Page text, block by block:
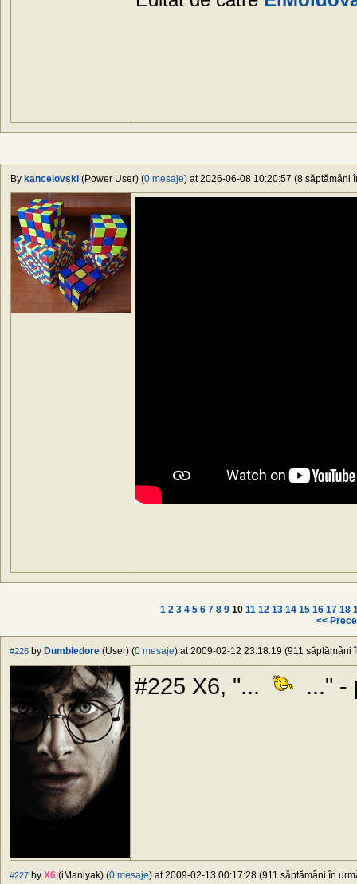
By kancelovski (Power User) (0 mesaje) at 2026-06-08 10:20:57 (8 săptămâni
1 2 3 4 5 6 7 8 9 10 11 12 13 14 15 16 17 18
<<
#226 by Dumbledore (User) (0 mesaje) at 2009-02-12 23:18:19 (911 săptămâni
#225 X6, "... ..." -
#227 by X6 (iManiyak) (0 mesaje) at 2009-02-13 00:17:28 (911 săptămâni în